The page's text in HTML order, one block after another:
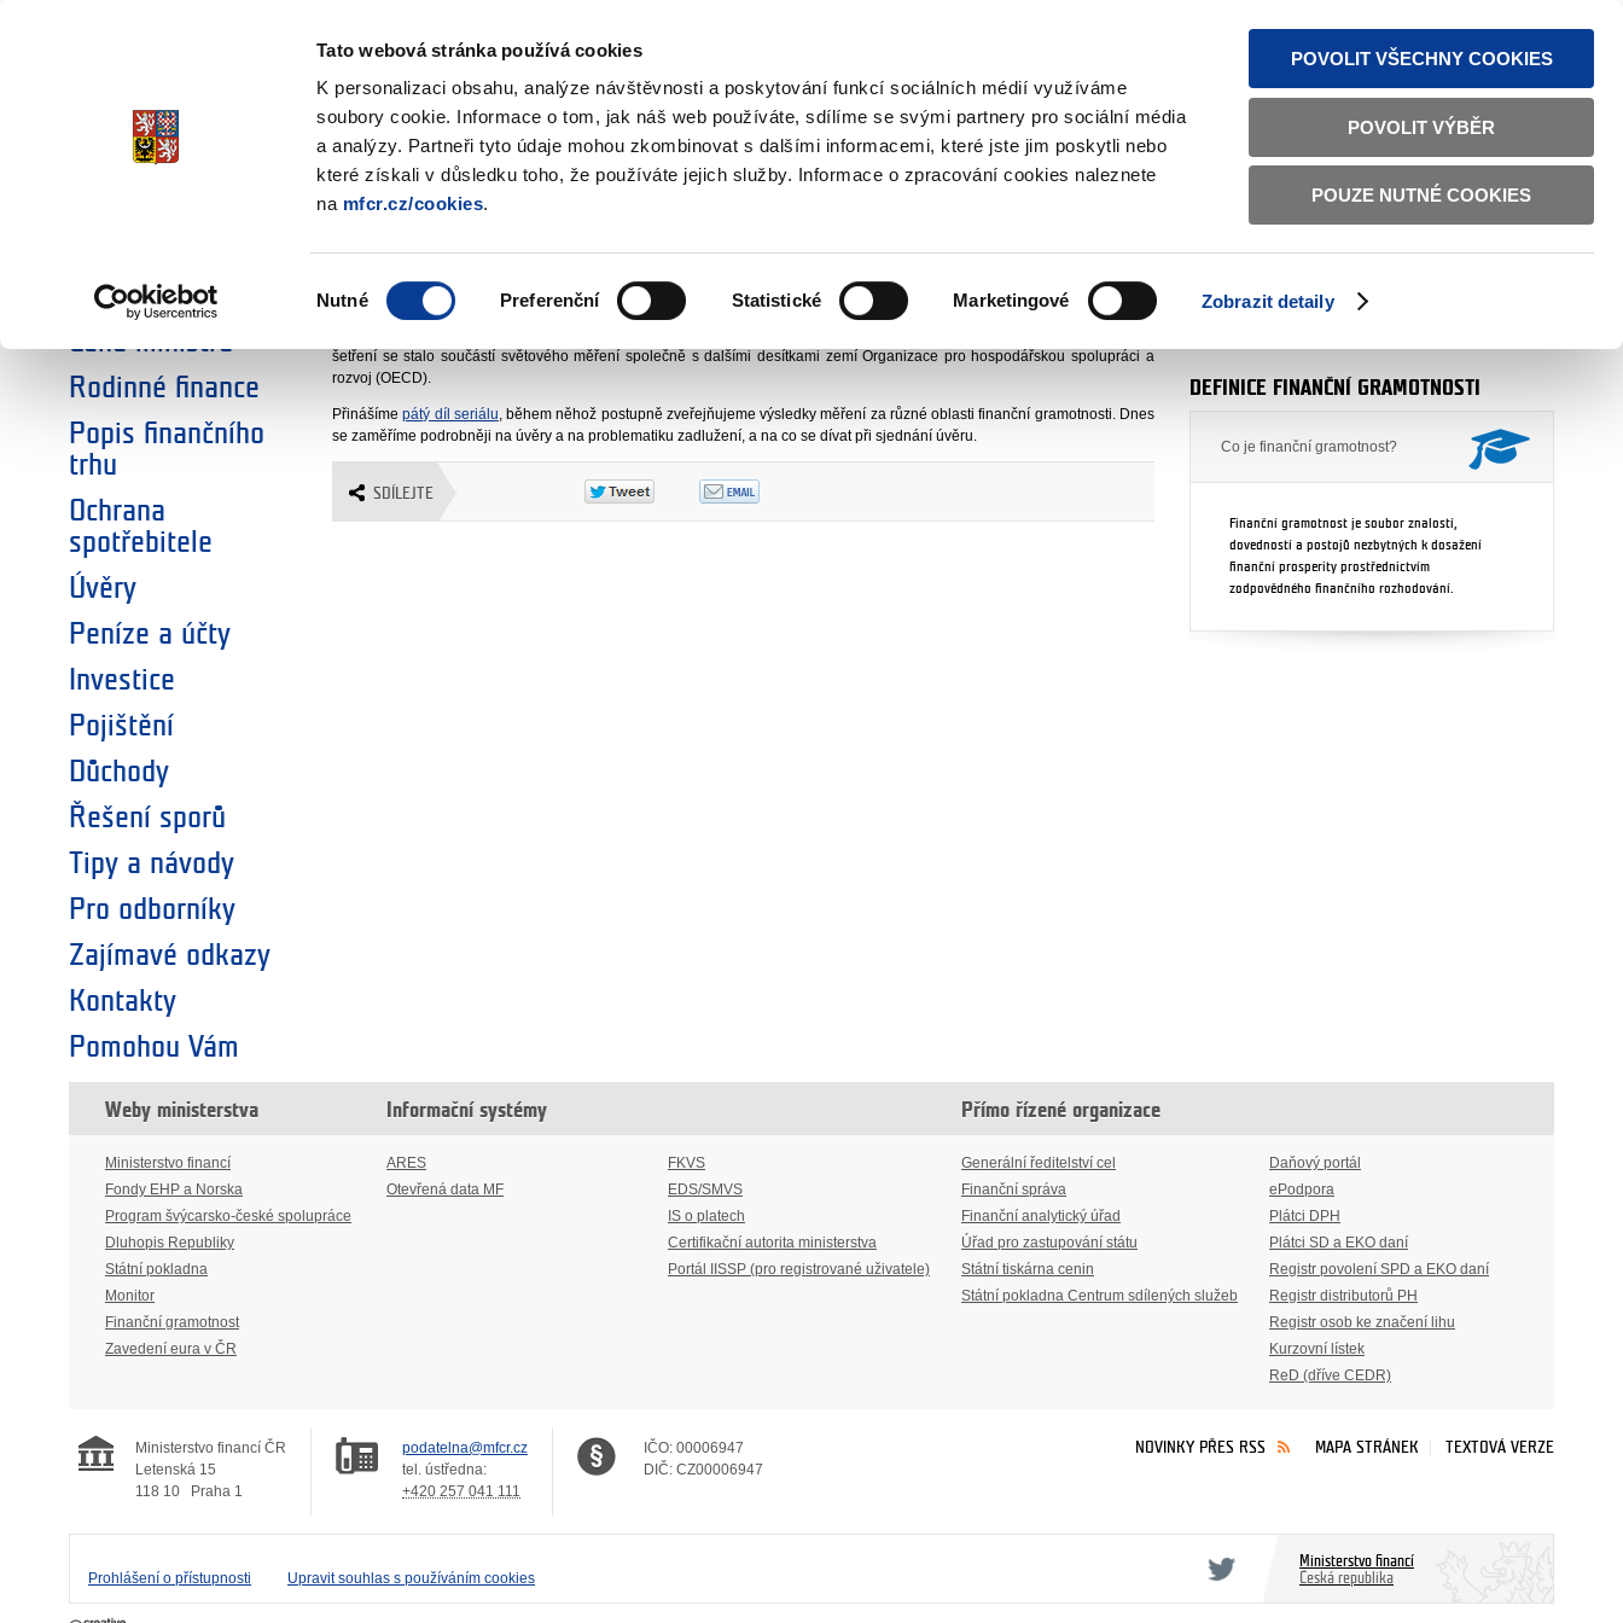
Tato webová stránka používá cookies
K personalizaci obsahu, analýze návštěvnosti a poskytování funkcí sociálních médií využíváme
soubory cookie. Informace o tom, jak náš web používáte, sdílíme se svými partnery pro sociální média
a analýzy. Partneři tyto údaje mohou zkombinovat s dalšími informacemi, které jste jim poskytli nebo
které získali v důsledku toho, že používáte jejich služby. Informace o zpracování cookies naleznete
na mfcr.cz/cookies.
souhlasu
Nutné Preferenční Statistické Marketingové Zobrazit detaily
POVOLIT VŠECHNY COOKIES
POVOLIT VÝBĚR
POUZE NUTNÉ COOKIES
MAPA STRÁNEK TEXTOVÁ VERZE
Finanční gramotnost aneb Proč se finančně vzdělávat?
Úvodní stránka
projektů
Rodinné finance
Popis finančního
trhu
Ochrana
spotřebitele
Úvěry
Peníze a účty
Investice
Pojištění
Důchody
Řešení sporů
Tipy a návody
Pro odborníky
Zajímavé odkazy
Kontakty
Pomohou Vám
Úvodní stránka Aktuality 2016 Výsledky měření finanční gramotnosti: ÚVĚRY
Výsledky měření finanční gramotnosti: ÚVĚRY
oddělení 3603 - Retailové finanční služby a ochrana
spotřebitele
Vydáno 30. 6. 2016 11:00
šetření se stalo součástí světového měření společně s dalšími desítkami zemí Organizace pro hospodářskou spolupráci a
rozvoj (OECD).
Přinášímepátý díl seriálu, během něhož postupně zveřejňujeme výsledky měření za různé oblasti finanční gramotnosti. Dnes
se zaměříme podrobněji na úvěry a na problematiku zadlužení, a na co se dívat při sjednání úvěru.
SDÍLEJTE
AUTOR
DEFINICE FINANČNÍ GRAMOTNOSTI
Co je finanční gramotnost?
Finanční gramotnost je soubor znalostí,
dovedností a postojů nezbytných k dosažení
finanční prosperity prostřednictvím
zodpovědného finančního rozhodování.
Weby ministerstva
Ministerstvo financí
Fondy EHP a Norska
Program švýcarsko-české spolupráce
Dluhopis Republiky
Státní pokladna
Monitor
Finanční gramotnost
Zavedení eura v ČR
Informační systémy
ARES
Otevřená data MF
FKVS
EDS/SMVS
IS o platech
Certifikační autorita ministerstva
Portál IISSP (pro registrované uživatele)
Přímo řízené organizace
Generální ředitelství cel
Finanční správa
Finanční analytický úřad
Úřad pro zastupování státu
Státní tiskárna cenin
Státní pokladna Centrum sdílených služeb
Daňový portál
ePodpora
Plátci DPH
Plátci SD a EKO daní
Registr povolení SPD a EKO daní
Registr distributorů PH
Registr osob ke značení lihu
Kurzovní lístek
ReD (dříve CEDR)
Ministerstvo financí ČR
Letenská 15
118 10
Praha 1
podatelna@mfcr.cz
tel. ústředna:
+420 257 041 111
IČO: 00006947
DIČ: CZ00006947
NOVINKY PŘES RSS MAPA STRÁNEK TEXTOVÁ VERZE
Prohlášení o přístupnosti Upravit souhlas s používáním cookies
Ministerstvo financí
Česká republika